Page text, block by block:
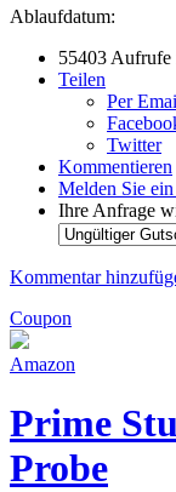
Ablaufdatum:
55403 Aufrufe
Teilen
Per
Twitter
Kommentieren
Melden Sie
Ihre Anfrage
Kommentar
Coupon
Amazon
Prime
Probe